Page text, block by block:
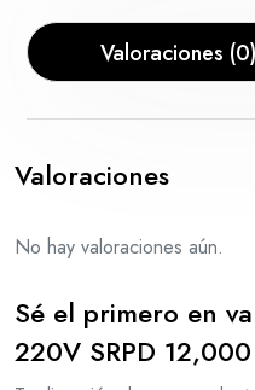
Valoraciones (0)
Valoraciones
No hay valoraciones aún.
Sé el primero en
220V SRPD 12,000